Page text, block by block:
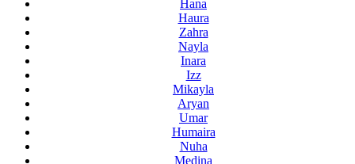
Hana
Haura
Zahra
Nayla
Inara
Izz
Mikayla
Aryan
Umar
Humaira
Nuha
Medina